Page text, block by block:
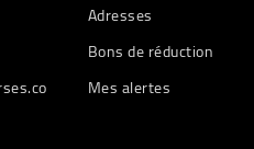
Adresses
Bons de réduction
Mes alertes